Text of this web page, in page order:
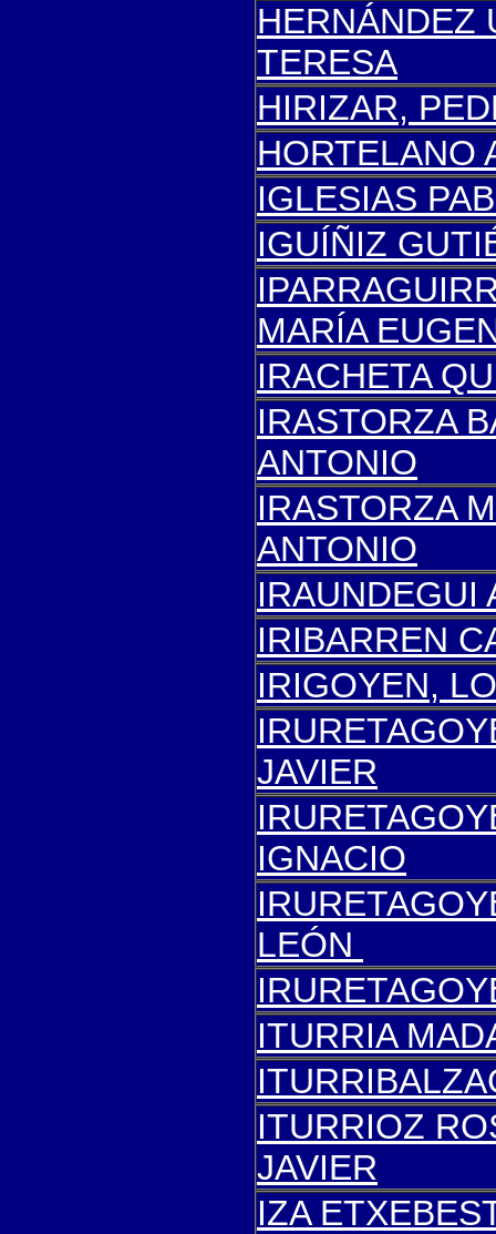
HERNÁNDEZ
TERESA
HIRIZAR,
HORTELANO
IGLESIAS
IGUÍÑIZ
MARÍA
IRACHETA
IRASTORZA
ANTONIO
IRASTORZA
ANTONIO
IRAUNDEGUI
IRIBARREN
IRIGOYEN,
JAVIER
IGNACIO
LEÓN
ITURRIA
ITURRIOZ
JAVIER
IZA